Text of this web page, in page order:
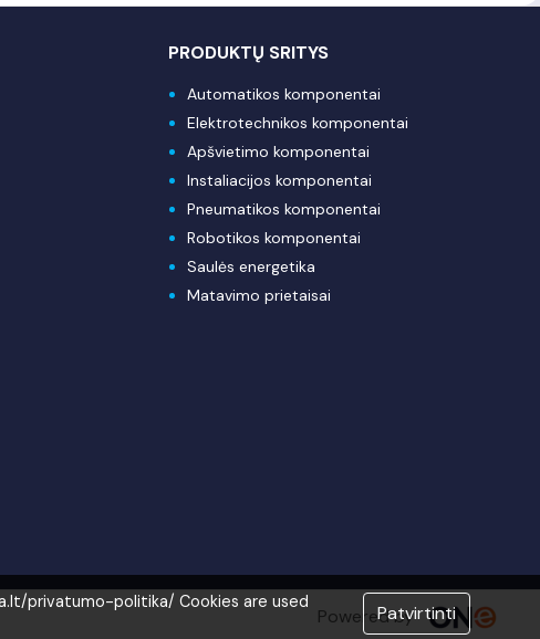
privatumo-politika/ Cookies are used
Patvirtinti
PRODUKTŲ SRITYS
Automatikos komponentai
Elektrotechnikos komponentai
Apšvietimo komponentai
Instaliacijos komponentai
Pneumatikos komponentai
Robotikos komponentai
Saulės energetika
Matavimo prietaisai
Powered by